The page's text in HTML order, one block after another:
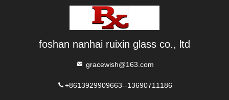
foshan nanhai ruixin glass co., ltd
gracewish@163.com
+8613929909663--13690711186